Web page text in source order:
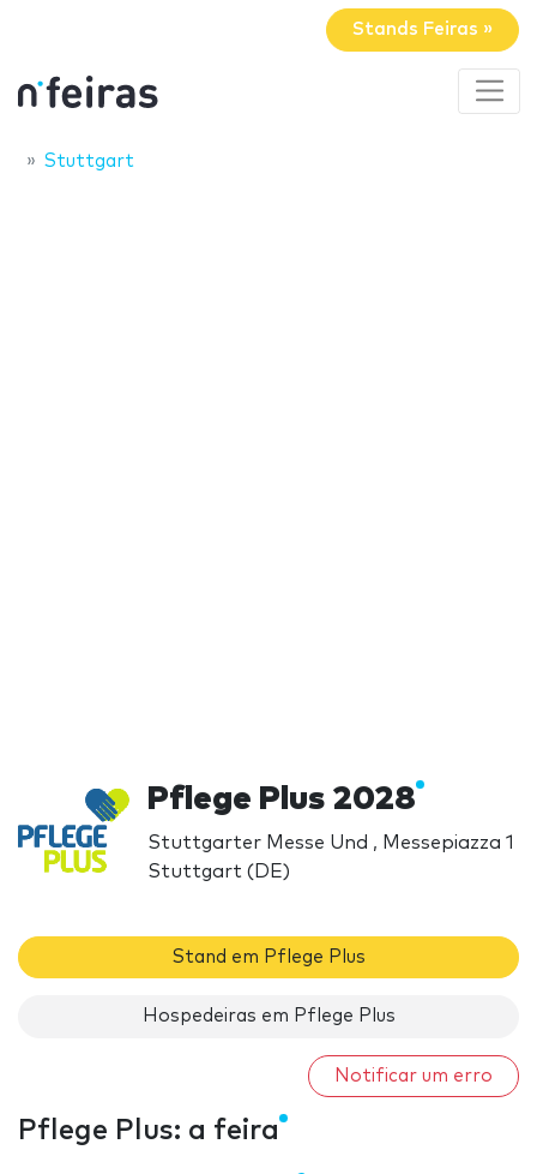
Stands Feiras »
Stuttgart
Pflege Plus 2028
Stuttgarter Messe Und , Messepiazza 1
Stuttgart (DE)
Stand em Pflege Plus
Hospedeiras em Pflege Plus
Notificar um erro
Pflege Plus: a feira